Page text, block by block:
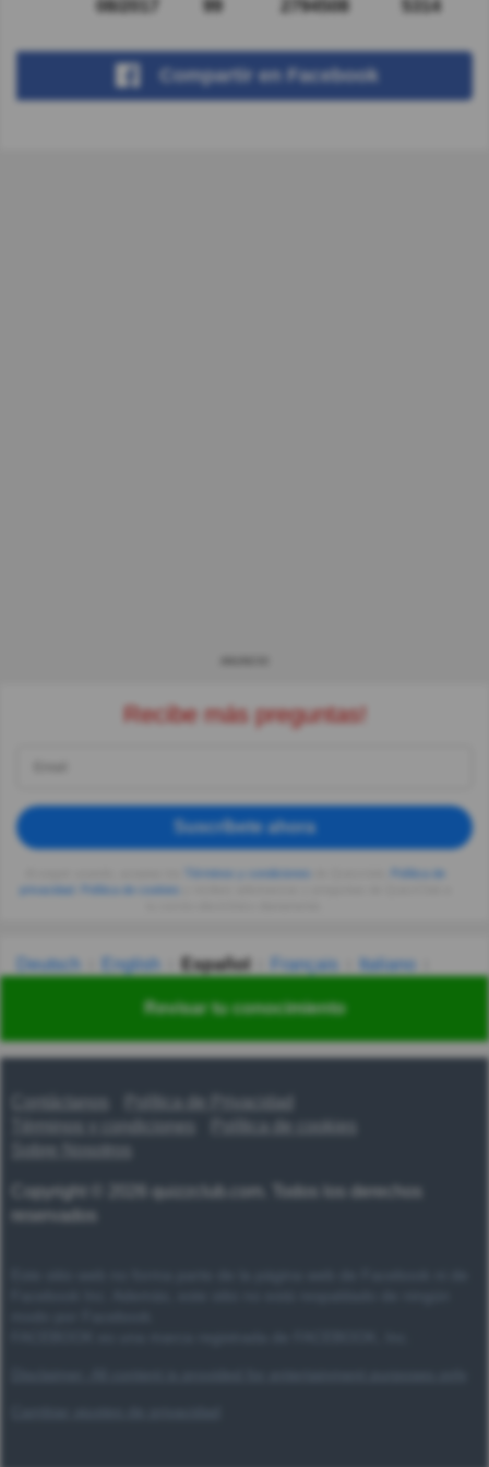
Revisar tu conocimiento
08/2017 99 2794508 5314
Compartir en Facebook
Recibe más preguntas!
Suscríbete ahora
privacidad
Deutsch English Español Français
Italiano
Українська हिन्दी 한국어 汉语
Contáctanos
Política de Privacidad
Términos y condiciones
Copyright © 2026 quizzclub.com. Todos los derechos
reservados